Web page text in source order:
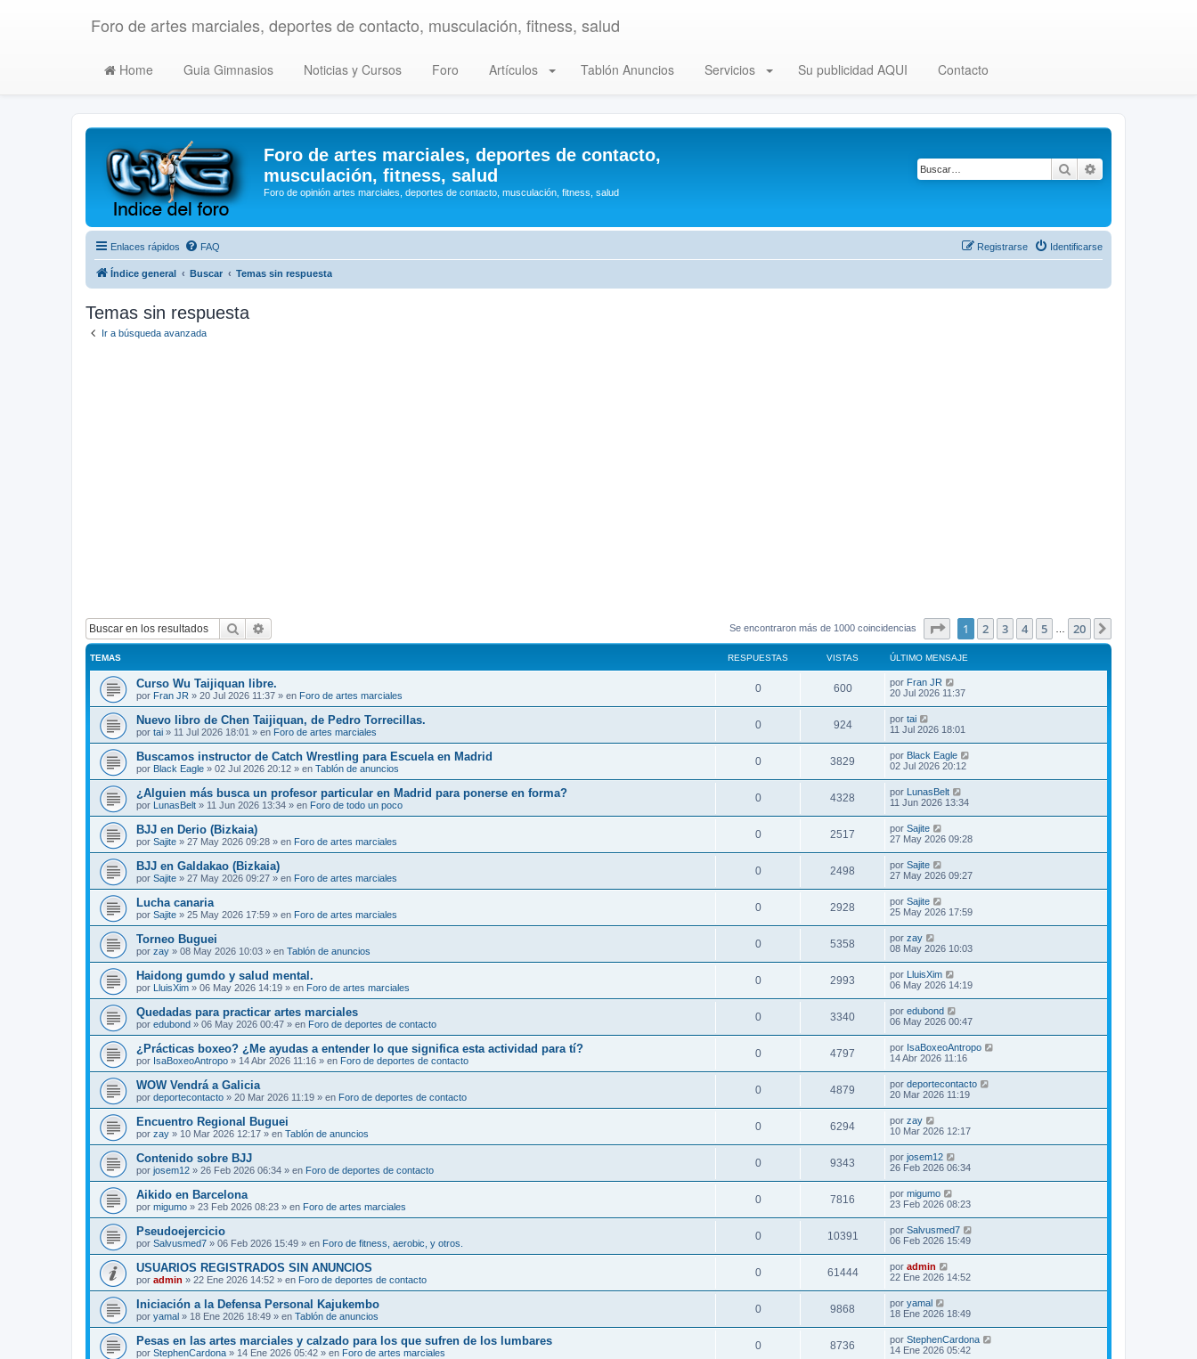
Foro de artes marciales, deportes de contacto, musculación, fitness, salud
Home Guia Gimnasios Noticias y Cursos Foro Artículos Tablón Anuncios Servicios Su publicidad AQUI Contacto
Foro de artes marciales, deportes de contacto,
musculación, fitness, salud
Foro de opinión artes marciales, deportes de contacto, musculación, fitness, salud
Buscar
Enlaces rápidos FAQ Identificarse
Registrarse
Índice general Buscar Temas sin respuesta
Temas sin respuesta
Ir a búsqueda avanzada
Buscar Se encontraron más de 1000 coincidencias Página1 de 20
1 2 3 4 5 20
TEMAS RESPUESTAS VISTAS ÚLTIMO MENSAJE
Curso Wu Taijiquan libre.
por Fran JR » 20 Jul 2026 11:37 » en Foro de artes marciales
0 600 por Fran JR
20 Jul 2026 11:37
Nuevo libro de Chen Taijiquan, de Pedro Torrecillas.
por tai » 11 Jul 2026 18:01 » en Foro de artes marciales
0 924 por tai
11 Jul 2026 18:01
Buscamos instructor de Catch Wrestling para Escuela en Madrid
por Black Eagle » 02 Jul 2026 20:12 » en Tablón de anuncios
0 3829 por Black Eagle
02 Jul 2026 20:12
¿Alguien más busca un profesor particular en Madrid para ponerse en forma?
por LunasBelt » 11 Jun 2026 13:34 » en Foro de todo un poco
0 4328 por LunasBelt
11 Jun 2026 13:34
BJJ en Derio (Bizkaia)
por Sajite » 27 May 2026 09:28 » en Foro de artes marciales
0 2517 por Sajite
27 May 2026 09:28
BJJ en Galdakao (Bizkaia)
por Sajite » 27 May 2026 09:27 » en Foro de artes marciales
0 2498 por Sajite
27 May 2026 09:27
Lucha canaria
por Sajite » 25 May 2026 17:59 » en Foro de artes marciales
0 2928 por Sajite
25 May 2026 17:59
Torneo Buguei
por zay » 08 May 2026 10:03 » en Tablón de anuncios
0 5358 por zay
08 May 2026 10:03
Haidong gumdo y salud mental.
por LluisXim » 06 May 2026 14:19 » en Foro de artes marciales
0 2993 por LluisXim
06 May 2026 14:19
Quedadas para practicar artes marciales
por edubond » 06 May 2026 00:47 » en Foro de deportes de contacto
0 3340 por edubond
06 May 2026 00:47
¿Prácticas boxeo? ¿Me ayudas a entender lo que significa esta actividad para tí?
por IsaBoxeoAntropo » 14 Abr 2026 11:16 » en Foro de deportes de contacto
0 4797 por IsaBoxeoAntropo
14 Abr 2026 11:16
WOW Vendrá a Galicia
por deportecontacto » 20 Mar 2026 11:19 » en Foro de deportes de contacto
0 4879 por deportecontacto
20 Mar 2026 11:19
Encuentro Regional Buguei
por zay » 10 Mar 2026 12:17 » en Tablón de anuncios
0 6294 por zay
10 Mar 2026 12:17
Contenido sobre BJJ
por josem12 » 26 Feb 2026 06:34 » en Foro de deportes de contacto
0 9343 por josem12
26 Feb 2026 06:34
Aikido en Barcelona
por migumo » 23 Feb 2026 08:23 » en Foro de artes marciales
0 7816 por migumo
23 Feb 2026 08:23
Pseudoejercicio
por Salvusmed7 » 06 Feb 2026 15:49 » en Foro de fitness, aerobic, y otros.
0 10391 por Salvusmed7
06 Feb 2026 15:49
USUARIOS REGISTRADOS SIN ANUNCIOS
por admin » 22 Ene 2026 14:52 » en Foro de deportes de contacto
0 61444 por admin
22 Ene 2026 14:52
Iniciación a la Defensa Personal Kajukembo
por yamal » 18 Ene 2026 18:49 » en Tablón de anuncios
0 9868 por yamal
18 Ene 2026 18:49
Pesas en las artes marciales y calzado para los que sufren de los lumbares
por StephenCardona » 14 Ene 2026 05:42 » en Foro de artes marciales
0 8736 por StephenCardona
14 Ene 2026 05:42